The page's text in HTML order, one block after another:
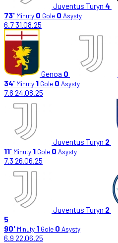
Juventus Turyn 4
73' Minuty 0 Gole 0 Asysty
6.731.08.25
Genoa 0
34' Minuty 1 Gole 0 Asysty
7.6 24.08.25
Juventus Turyn 2
11' Minuty 1 Gole 0 Asysty
7.3 26.06.25
Juventus Turyn 2
5
90' Minuty 1 Gole 0 Asysty
6.9 22.06.25